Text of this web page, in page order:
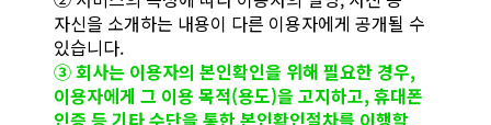
자신을 소개하는 내용이 다른 이용자에게 공개될 수
있습니다.
③ 회사는 이용자의 본인확인을 위해 필요한 경우,
이용자에게 그 이용 목적(용도)을 고지하고, 휴대폰
인증 등 기타 수단을 통한 본인확인절차를 이행할